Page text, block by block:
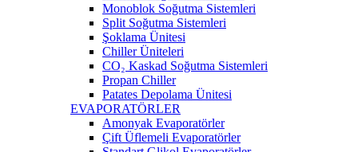
Monoblok Soğutma Sistemleri
Split Soğutma Sistemleri
Şoklama Ünitesi
Chiller Üniteleri
CO₂ Kaskad Soğutma Sistemleri
Propan Chiller
Patates Depolama Ünitesi
EVAPORATÖRLER
Amonyak Evaporatörler
Çift Üflemeli Evaporatörler